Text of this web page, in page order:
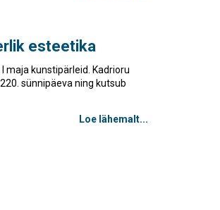
esteetika
maja kunstipärleid. Kadrioru
sünnipäeva ning kutsub
Loe lähemalt...